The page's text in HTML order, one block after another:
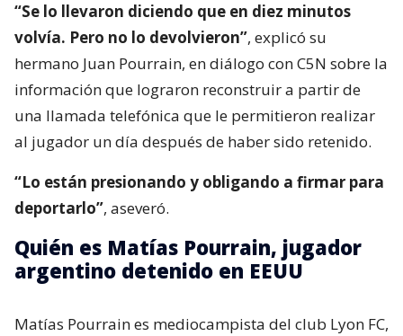
“Se lo llevaron diciendo que en diez minutos
volvía. Pero no lo devolvieron”, explicó su
hermano Juan Pourrain, en diálogo con C5N sobre la
información que lograron reconstruir a partir de
una llamada telefónica que le permitieron realizar
al jugador un día después de haber sido retenido.
“Lo están presionando y obligando a firmar para
deportarlo”, aseveró.
Quién es Matías Pourrain, jugador
argentino detenido en EEUU
Matías Pourrain es mediocampista del club Lyon FC,